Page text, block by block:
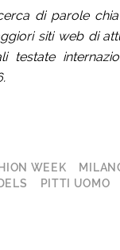
di parole
siti web di
testate
WEEK
PITTI UOMO